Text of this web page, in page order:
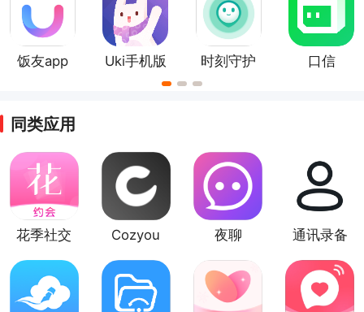
饭友app Uki手机版
时刻守护
口信
同类应用
花季社交
Cozyou
夜聊
通讯录备